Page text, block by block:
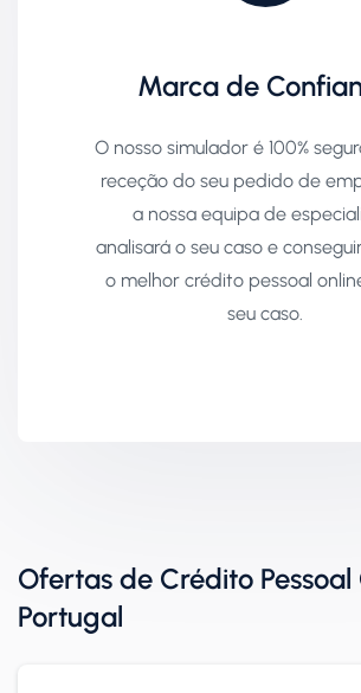
Marca de
O nosso simulador é 100%
receção do seu pedido de
a nossa equipa de
analisará o seu caso e
o melhor crédito pessoal
seu caso.
Ofertas de Crédito Pessoal
Portugal